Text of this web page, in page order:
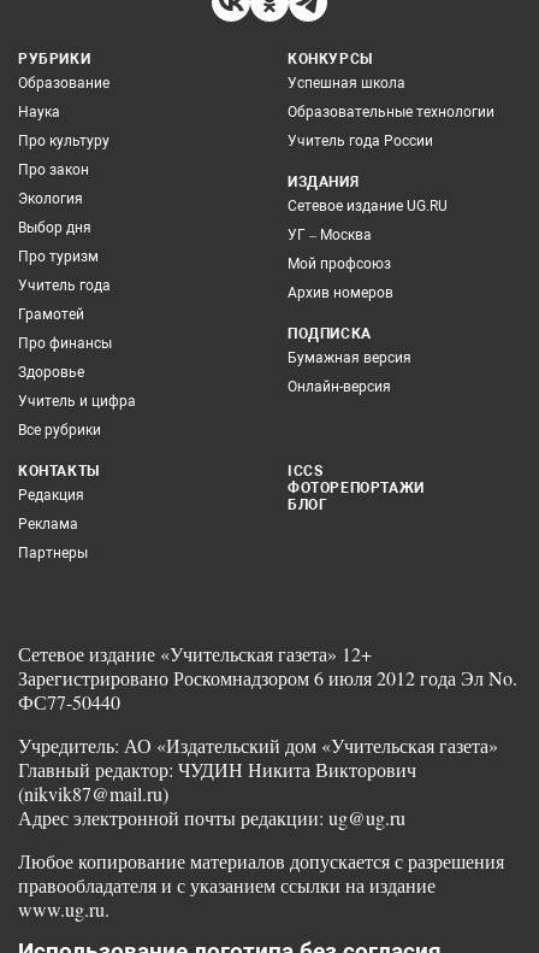
РУБРИКИ
Образование
Наука
Про культуру
Про закон
Экология
Выбор дня
Про туризм
Учитель года
Грамотей
Про финансы
Здоровье
Учитель и цифра
Все рубрики
КОНКУРСЫ
Успешная школа
Образовательные технологии
Учитель года России
ИЗДАНИЯ
Сетевое издание UG.RU
УГ – Москва
Мой профсоюз
Архив номеров
ПОДПИСКА
Бумажная версия
Онлайн-версия
КОНТАКТЫ
Редакция
Реклама
Партнеры
ICCS
ФОТОРЕПОРТАЖИ
БЛОГ
Сетевое издание «Учительская газета» 12+
Зарегистрировано Роскомнадзором 6 июля 2012 года Эл No.
ФС77-50440
Учредитель: АО «Издательский дом «Учительская газета»
Главный редактор: ЧУДИН Никита Викторович
(nikvik87@mail.ru)
Адрес электронной почты редакции: ug@ug.ru
Любое копирование материалов допускается с разрешения
правообладателя и с указанием ссылки на издание
www.ug.ru.